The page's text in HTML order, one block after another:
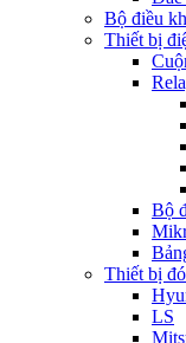
Bộ điều
Thiết bị
Bộ
Thiết bị
LS